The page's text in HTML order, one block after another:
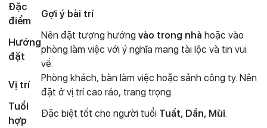
Đặc
điểm
Gợi ý bài trí
Hướng
đặt
Nên đặt tượng hướng vào trong nhà hoặc vào
phòng làm việc với ý nghĩa mang tài lộc và tin vui
về.
Vị trí
Phòng khách, bàn làm việc hoặc sảnh công ty. Nên
đặt ở vị trí cao ráo, trang trọng.
Tuổi
hợp
Đặc biệt tốt cho người tuổi Tuất, Dần, Mùi.